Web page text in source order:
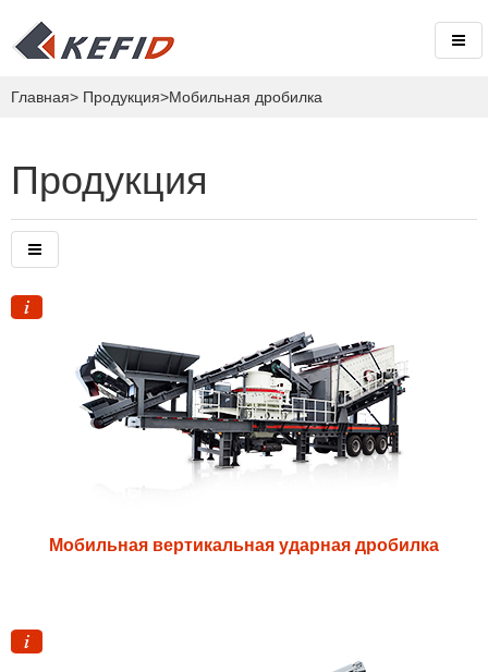
Главная> Продукция>Мобильная дробилка
Продукция
Мобильная вертикальная ударная дробилка